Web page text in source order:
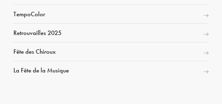
TempoColor
Retrouvailles 2025
Fête des Chiroux
La Fête de la Musique